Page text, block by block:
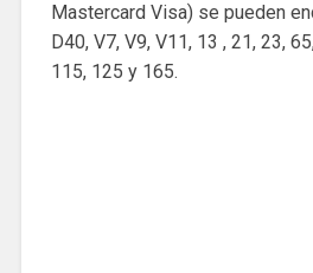
Mastercard Visa) se pueden
D40, V7, V9, V11, 13 , 21, 23,
115, 125 y 165.